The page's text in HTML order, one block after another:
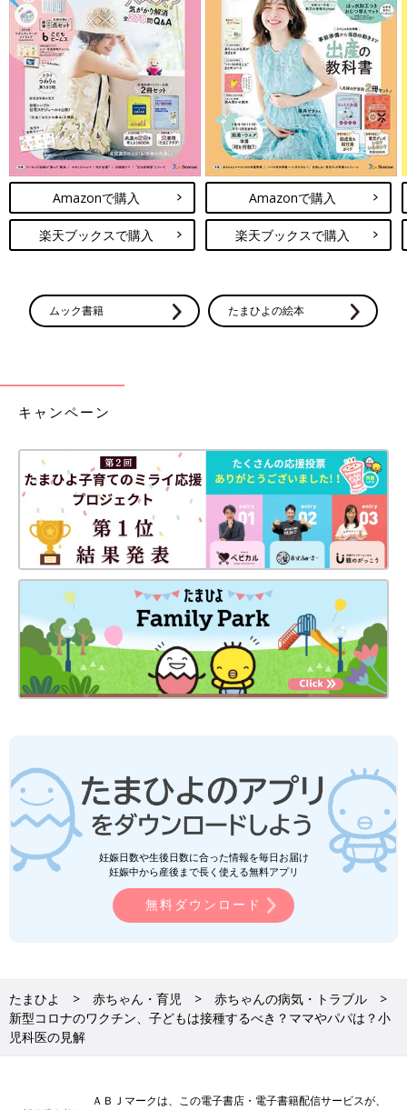
Amazonで購入
楽天ブックスで購入
Amazonで購入
楽天ブックスで購入
ムック書籍 たまひよの絵本
キャンペーン
妊娠日数や生後日数に合った情報を毎日お届け
妊娠中から産後まで長く使える無料アプリ
無料ダウンロード
たまひよ 赤ちゃん・育児
赤ちゃんの病気・トラブル
新型コロナのワクチン、子どもは接種するべき？ママやパパは？小
児科医の見解
ＡＢＪマークは、この電子書店・電子書籍配信サービスが、